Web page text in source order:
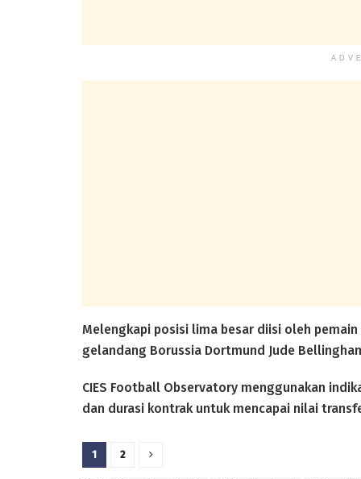
Melengkapi posisi lima besar diisi oleh
gelandang Borussia Dortmund Jude
CIES Football Observatory menggunakan
dan durasi kontrak untuk mencapai nilai
1 2